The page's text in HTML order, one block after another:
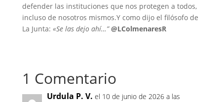
defender las instituciones que nos protegen a todos,
incluso de nosotros mismos.Y como dijo el filósofo de
La Junta: «Se las dejo ahí…”@LColmenaresR
1 Comentario
Urdula P. V. el 10 de junio de 2026 a las